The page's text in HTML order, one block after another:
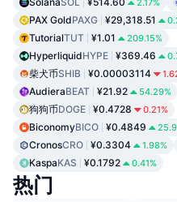
2.17%
PAX GoldPAXG ¥29,318.51
TutorialTUT ¥1.01 209.15%
HyperliquidHYPE ¥369.46
柴犬币SHIB ¥0.00003114
AudieraBEAT ¥21.92 54.29%
狗狗币DOGE ¥0.4728 0.21%
BiconomyBICO ¥0.4849
CronosCRO ¥0.3304 1.98%
KaspaKAS ¥0.1792 0.41%
热门